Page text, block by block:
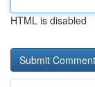
HTML is disabled